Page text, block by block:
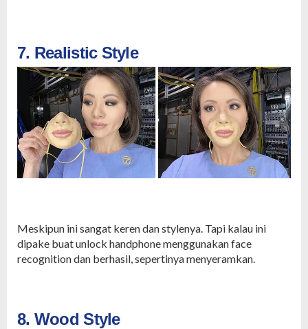
7. Realistic Style
Meskipun ini sangat keren dan stylenya. Tapi kalau ini
dipake buat unlock handphone menggunakan face
recognition dan berhasil, sepertinya menyeramkan.
8. Wood Style